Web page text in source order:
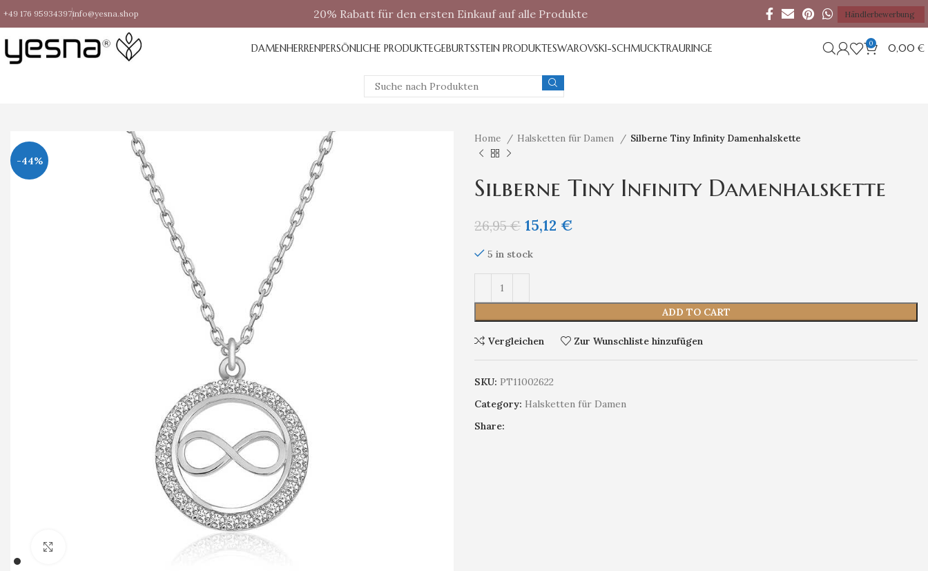
+49 176 95934397info@yesna.shop 20% Rabatt für den ersten Einkauf auf alle Produkte Händlerbewerbung
DAMENHERRENPERSÖNLICHE PRODUKTEGEBURTSSTEIN PRODUKTESWAROVSKI-SCHMUCKTRAURINGE 0 0,00 €
-44%
Home Halsketten für Damen Silberne Tiny Infinity Damenhalskette
Silberne Tiny Infinity Damenhalskette
26,95€ 15,12 €
5 in stock
ADD TO CART
Vergleichen Zur Wunschliste hinzufügen
SKU: PT11002622
Category: Halsketten für Damen
Share: